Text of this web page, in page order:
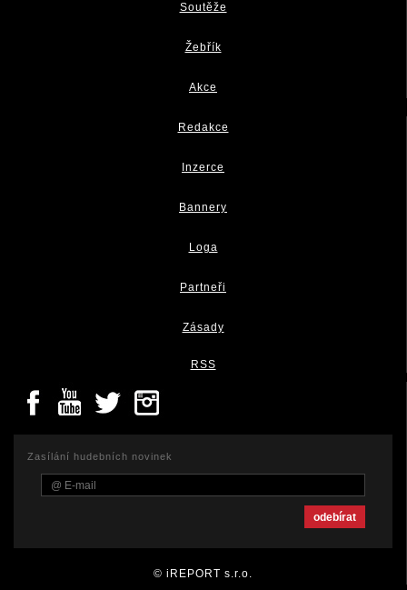
Soutěže
Žebřík
Akce
Redakce
Inzerce
Bannery
Loga
Partneři
Zásady
RSS
Zasílání hudebních novinek
© iREPORT s.r.o.